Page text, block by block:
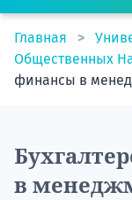
Главная
Общественных
финансы в
в